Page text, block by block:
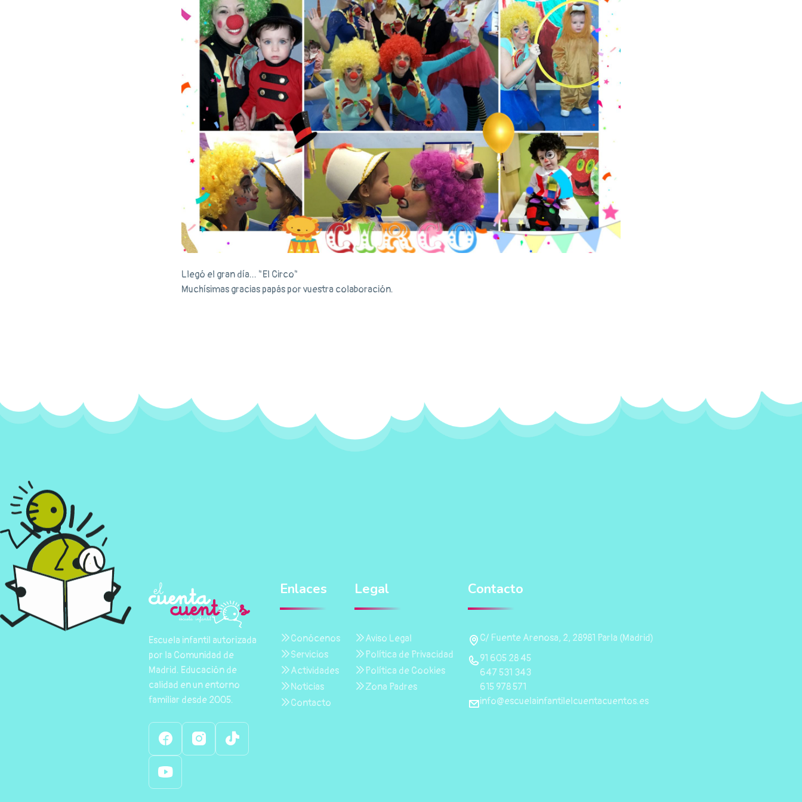
Llegó el gran día... "El Circo"
Muchísimas gracias papás por vuestra colaboración.
Escuela infantil autorizada
por la Comunidad de
Madrid. Educación de
calidad en un entorno
familiar desde 2005.
Enlaces
Conócenos
Servicios
Actividades
Noticias
Contacto
Legal
Aviso Legal
Política de Privacidad
Política de Cookies
Zona Padres
Contacto
C/ Fuente Arenosa, 2, 28981 Parla (Madrid)
91 605 28 45
647 531 343
615 978 571
info@escuelainfantilelcuentacuentos.es